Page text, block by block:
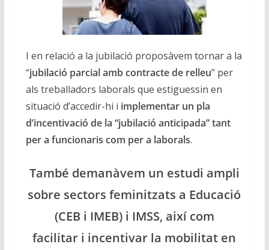
I en relació a la jubilació proposàvem tornar a la
“jubilació parcial amb contracte de relleu” per
als treballadors laborals que estiguessin en
situació d’accedir-hi i implementar un pla
d’incentivació de la “jubilació anticipada” tant
per a funcionaris com per a laborals.
També demanàvem un estudi ampli
sobre sectors feminitzats a Educació
(CEB i IMEB) i IMSS, així com
facilitar i incentivar la mobilitat en